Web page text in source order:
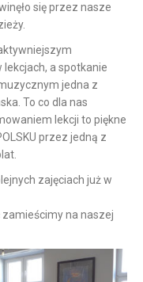
się przez nasze
a spotkanie
jedna z
To co dla nas
lekcji to piękne
przez jedną z
zajęciach już w
zamieścimy na naszej